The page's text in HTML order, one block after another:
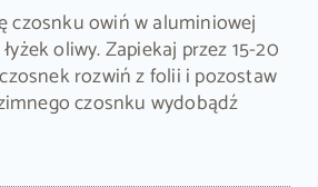
czosnku owiń w aluminiowej
oliwy. Zapiekaj przez 15-20
rozwiń z folii i pozostaw
czosnku wydobądź